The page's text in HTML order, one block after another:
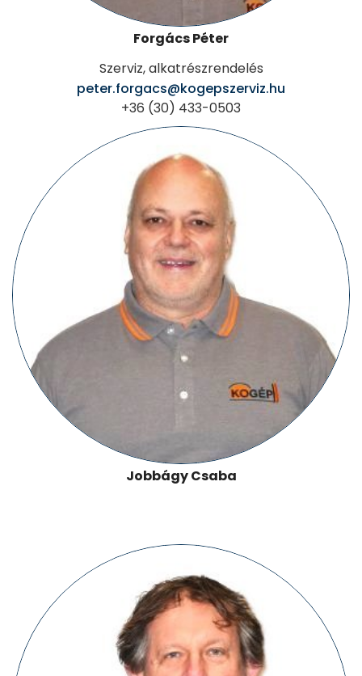
Forgács Péter
Szerviz, alkatrészrendelés
peter.forgacs@kogepszerviz.hu
+36 (30) 433-0503
Jobbágy Csaba